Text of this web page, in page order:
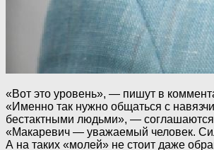
«Вот это уровень», — пишут в
«Именно так нужно общаться с
бестактными людьми», — соглашаются
«Макаревич — уважаемый человек.
А на таких «молей» не стоит даже